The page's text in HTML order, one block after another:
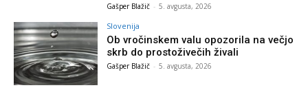
Gašper Blažič - 5. avgusta, 2026
Slovenija
Ob vročinskem valu opozorila na večjo
skrb do prostoživečih živali
Gašper Blažič - 5. avgusta, 2026